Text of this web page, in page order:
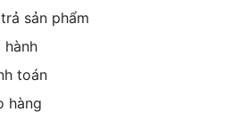
sản phẩm
hành
toán
hàng